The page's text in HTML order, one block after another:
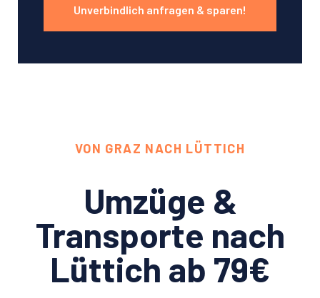
Unverbindlich anfragen & sparen!
VON GRAZ NACH LÜTTICH
Umzüge &
Transporte nach
Lüttich ab 79€